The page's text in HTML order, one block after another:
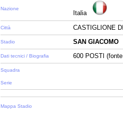
Nazione
Italia
Città CASTIGLIONE
Stadio SAN GIACOMO
Dati tecnici / Biografia 600 POSTI
Squadra
Serie
Mappa Stadio